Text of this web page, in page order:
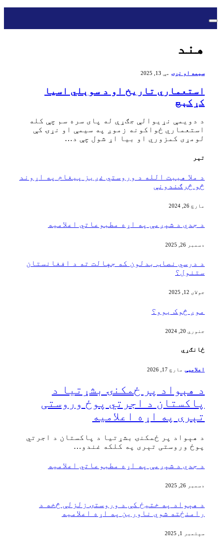
هند
سیمه او نړۍ مې 13, 2025
‏استعماري تاریخ او د سوېلي اسیا
کړکېچ
‏د دویمې نړیوالې جګړې له پای سره سم چې کله
استعماري ځواکونه زموږ په سیمې او نړۍ کې
لومړی کمزوري او بیا اړ شول چې د…
تېر
د ملا هیبت الله د وروستي غږیز پیغام په اړوند
څو څرګندونې
مارچ 26, 2024
د جدي د شپږمې په اړه مطبوعاتي اعلامیه
دسمبر 26, 2025
د درسي نصاب بدلون که جهالت ته د افغانستان
ستنول؟
جولای 12, 2025
موږ څوک یوو؟
جنوري 20, 2024
ځانګړي
اعلامیې مارچ 17, 2026
‏د هېواد پر ځمکنۍ بشړتیا د
پاکستان د اجرتي پوځ وروستی
تېری په اړه اعلامیه
‏د هېواد پر ځمکنۍ بشړتیا د پاکستان د اجرتي
پوځ وروستی تېری په کلکه غندو…
د جدي د شپږمې په اړه مطبوعاتي اعلامیه
دسمبر 26, 2025
‏د هېواد په ختیځ کې د وروستۍ زلزلې څخه د
رامنځته شوي ناورین په اړه اعلامیه
سپتمبر 1, 2025